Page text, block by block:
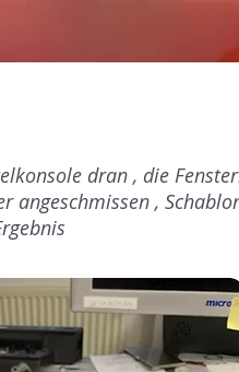
dran , die
angeschmissen ,